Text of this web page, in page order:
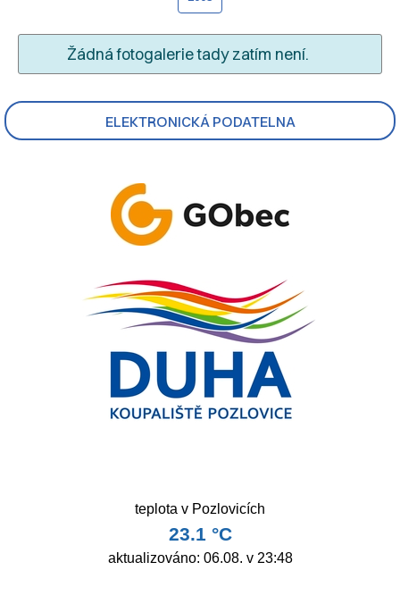
ELEKTRONICKÁ PODATELNA
Žádná fotogalerie tady zatím není.